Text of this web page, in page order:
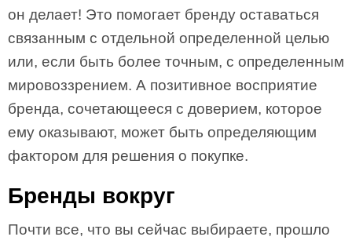
он делает! Это помогает бренду оставаться
связанным с отдельной определенной целью
или, если быть более точным, с определенным
мировоззрением. А позитивное восприятие
бренда, сочетающееся с доверием, которое
ему оказывают, может быть определяющим
фактором для решения о покупке.
Бренды вокруг
Почти все, что вы сейчас выбираете, прошло